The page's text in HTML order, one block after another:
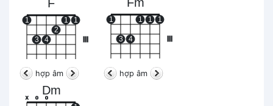
F
III
1
3 4
2
1 1
hợp âm
1
3 4
1 1 1
hợp âm
Dm
x o o